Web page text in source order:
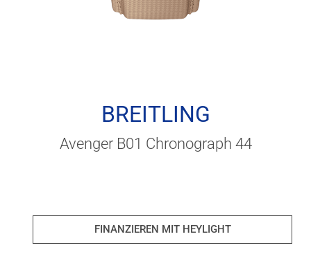
BREITLING
Avenger B01 Chronograph 44
FINANZIEREN MIT HEYLIGHT